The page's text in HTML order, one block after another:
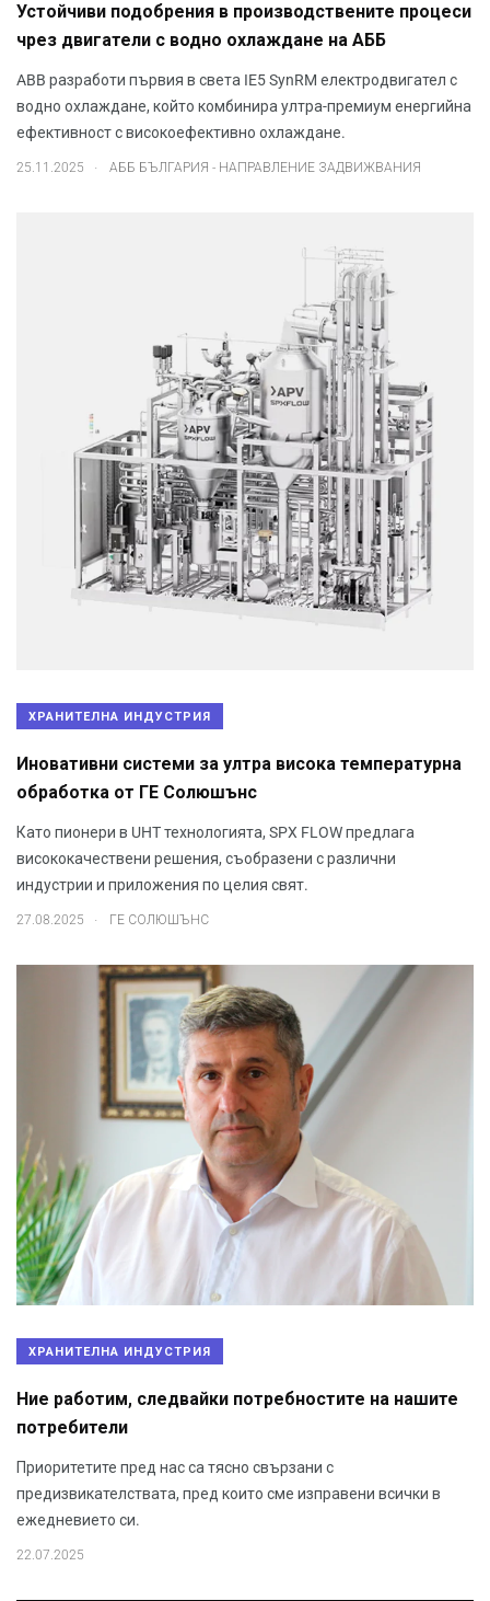
Устойчиви подобрения в производствените процеси
чрез двигатели с водно охлаждане на АББ
ABB разработи първия в света IE5 SynRM електродвигател с
водно охлаждане, който комбинира ултра-премиум енергийна
ефективност с високоефективно охлаждане.
25.11.2025 . АББ БЪЛГАРИЯ - НАПРАВЛЕНИЕ ЗАДВИЖВАНИЯ
ХРАНИТЕЛНА ИНДУСТРИЯ
Иновативни системи за ултра висока температурна
обработка от ГЕ Солюшънс
Като пионери в UHT технологията, SPX FLOW предлага
висококачествени решения, съобразени с различни
индустрии и приложения по целия свят.
27.08.2025 . ГЕ СОЛЮШЪНС
ХРАНИТЕЛНА ИНДУСТРИЯ
Ние работим, следвайки потребностите на нашите
потребители
Приоритетите пред нас са тясно свързани с
предизвикателствата, пред които сме изправени всички в
ежедневието си.
22.07.2025